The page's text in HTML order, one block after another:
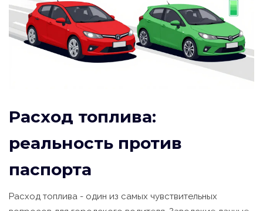
Расход топлива:
реальность против
паспорта
Расход топлива - один из самых чувствительных